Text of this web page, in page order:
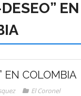
EN COLOMBIA
El Coronel